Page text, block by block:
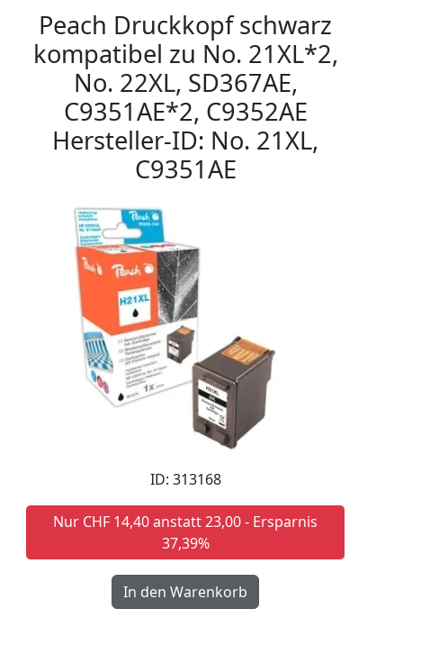
Peach Druckkopf schwarz
kompatibel zu No. 21XL*2,
No. 22XL, SD367AE,
C9351AE*2, C9352AE
Hersteller-ID: No. 21XL,
C9351AE
ID: 313168
Nur CHF 14,40 anstatt 23,00 - Ersparnis
37,39%